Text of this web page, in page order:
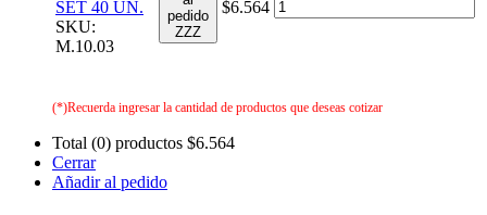
SET 40 UN.
SKU:
M.10.03
pedido
ZZZ
$6.564
(*)Recuerda ingresar la cantidad de productos que deseas cotizar
Total (0) productos $6.564
Cerrar
Añadir al pedido